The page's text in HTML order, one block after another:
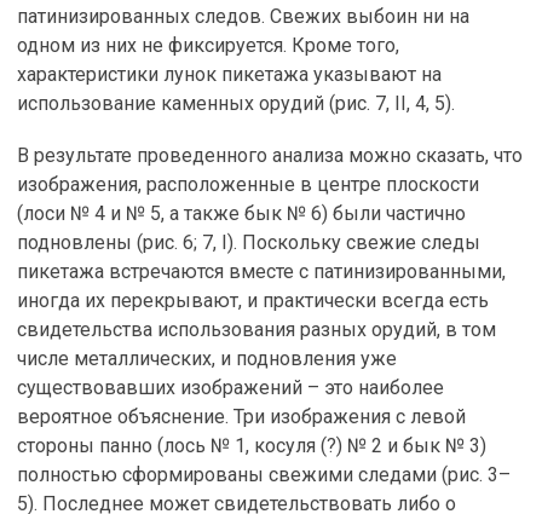
патинизированных следов. Свежих выбоин ни на
одном из них не фиксируется. Кроме того,
характеристики лунок пикетажа указывают на
использование каменных орудий (рис. 7, II, 4, 5).
В результате проведенного анализа можно сказать, что
изображения, расположенные в центре плоскости
(лоси № 4 и № 5, а также бык № 6) были частично
подновлены (рис. 6; 7, I). Поскольку свежие следы
пикетажа встречаются вместе с патинизированными,
иногда их перекрывают, и практически всегда есть
свидетельства использования разных орудий, в том
числе металлических, и подновления уже
существовавших изображений – это наиболее
вероятное объяснение. Три изображения с левой
стороны панно (лось № 1, косуля (?) № 2 и бык № 3)
полностью сформированы свежими следами (рис. 3–
5). Последнее может свидетельствовать либо о